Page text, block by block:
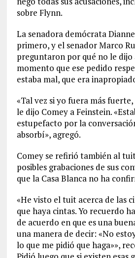
sobre Flynn.
La senadora demócrata
primero, y el senador Marco
preguntaron por qué no le dijo
momento que ese pedido
estaba mal, que era
«Tal vez si yo fuera más
le dijo Comey a Feinstein.
estupefacto por la
absorbí», agregó.
Comey se refirió también al
posibles grabaciones de sus
que la Casa Blanca no ha
«He visto el tuit acerca de las
que haya cintas. Yo recuerdo
de acuerdo en que es una
una manera de decir: «No
lo que me pidió que haga»»,